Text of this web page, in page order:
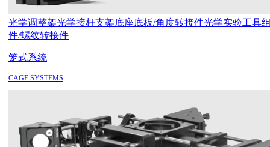
光学调整架光学接杆支架底座底板/角度转接件光学实验工具
件/螺纹转接件
笼式系统
CAGE SYSTEMS